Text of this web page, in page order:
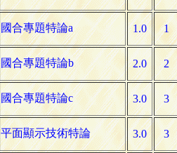
國合專題特論a 1.0 1
國合專題特論b 2.0 2
國合專題特論c 3.0 3
平面顯示技術特論 3.0 3